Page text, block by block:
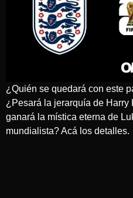
¿Quién se quedará con este
¿Pesará la jerarquía de
ganará la mística eterna de
mundialista? Acá los detalles.